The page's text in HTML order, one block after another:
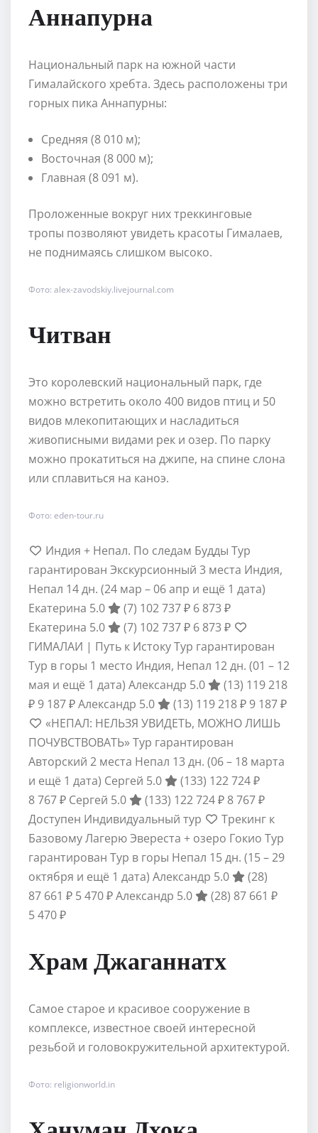
Аннапурна
Национальный парк на южной части
Гималайского хребта. Здесь расположены три
горных пика Аннапурны:
Средняя (8 010 м);
Восточная (8 000 м);
Главная (8 091 м).
Проложенные вокруг них треккинговые
тропы позволяют увидеть красоты Гималаев,
не поднимаясь слишком высоко.
Фото: alex-zavodskiy.livejournal.com
Читван
Это королевский национальный парк, где
можно встретить около 400 видов птиц и 50
видов млекопитающих и насладиться
живописными видами рек и озер. По парку
можно прокатиться на джипе, на спине слона
или сплавиться на каноэ.
Фото: eden-tour.ru
Индия + Непал. По следам Будды Тур
гарантирован Экскурсионный 3 места Индия,
Непал 14 дн. (24 мар – 06 апр и ещё 1 дата)
Екатерина 5.0
(7) 102 737 ₽ 6 873 ₽
Екатерина 5.0
(7) 102 737 ₽ 6 873 ₽
ГИМАЛАИ | Путь к Истоку Тур гарантирован
Тур в горы 1 место Индия, Непал 12 дн. (01 – 12
мая и ещё 1 дата) Александр 5.0 (13) 119 218
₽ 9 187 ₽Александр 5.0 (13) 119 218 ₽ 9 187 ₽
«НЕПАЛ: НЕЛЬЗЯ УВИДЕТЬ, МОЖНО ЛИШЬ
ПОЧУВСТВОВАТЬ» Тур гарантирован
Авторский 2 места Непал 13 дн. (06 – 18 марта
и ещё 1 дата) Сергей 5.0 (133) 122 724 ₽
8 767 ₽ Сергей 5.0 (133) 122 724 ₽ 8 767 ₽
Доступен Индивидуальный тур
Трекинг к
Базовому Лагерю Эвереста + озеро Гокио Тур
гарантирован Тур в горы Непал 15 дн. (15 – 29
октября и ещё 1 дата) Александр 5.0
(28)
87 661 ₽ 5 470 ₽Александр 5.0 (28) 87 661 ₽
5 470 ₽
Храм Джаганнатх
Самое старое и красивое сооружение в
комплексе, известное своей интересной
резьбой и головокружительной архитектурой.
Фото: religionworld.in